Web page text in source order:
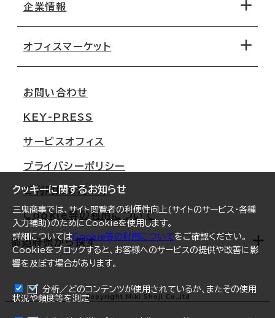
クッキーに関するお知らせ
三鬼商事では、サイト閲覧者の利便性向上(サイトのサービス・各種
入力補助)のためにCookieを使用します。
詳細についてはCookie等の利用についてをご確認ください。
Cookieをブロックすると、お客様へのサービスの提供や改善に影
響を及ぼす場合があります。
分析／どのコンテンツが使用されているか、またその使用
状況や頻度等を測定
地図から探す
路線・駅から探す
移転コストシミュレーション
移転スケジュール
オフィス移転Q&A
企業情報
オフィスマーケット
大阪
名古屋
札幌
仙台
横浜
福岡
オフィスリポート
ログイン
お問い合わせ
KEY-PRESS
サービスオフィス
プライバシーポリシー
ご利用にあたって
Cookie等の利用について
都道府県から探す
北海道 Copyright Miki Shoji Co.,ltd